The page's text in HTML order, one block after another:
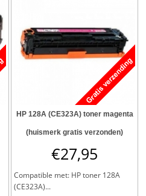
HP 128A (CE323A) toner magenta
(huismerk gratis verzonden)
€27,95
Compatible met: HP toner 128A
(CE323A)...